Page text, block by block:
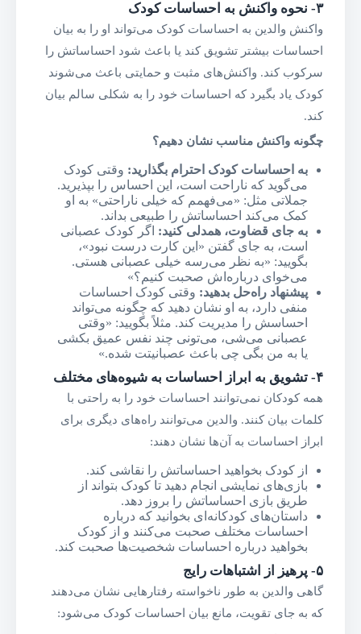
۳- نحوه واکنش به احساسات کودک
واکنش والدین به احساسات کودک می‌تواند او را به بیان
احساسات بیشتر تشویق کند یا باعث شود احساساتش را
سرکوب کند. واکنش‌های مثبت و حمایتی باعث می‌شوند
کودک یاد بگیرد که احساسات خود را به شکلی سالم بیان
کند.
چگونه واکنش مناسب نشان دهیم؟
به احساسات کودک احترام بگذارید: وقتی کودک
می‌گوید که ناراحت است، این احساس را بپذیرید.
جملاتی مثل: «می‌فهمم که خیلی ناراحتی» به او
کمک می‌کند احساساتش را طبیعی بداند.
به جای قضاوت، همدلی کنید: اگر کودک عصبانی
است، به جای گفتن «این کارت درست نبود»،
بگویید: «به نظر می‌رسه خیلی عصبانی هستی.
می‌خوای درباره‌اش صحبت کنیم؟»
پیشنهاد راه‌حل بدهید: وقتی کودک احساسات
منفی دارد، به او نشان دهید که چگونه می‌تواند
احساسش را مدیریت کند. مثلاً بگویید: «وقتی
عصبانی می‌شی، می‌تونی چند نفس عمیق بکشی
یا به من بگی چی باعث عصبانیتت شده.»
۴- تشویق به ابراز احساسات به شیوه‌های مختلف
همه کودکان نمی‌توانند احساسات خود را به راحتی با
کلمات بیان کنند. والدین می‌توانند راه‌های دیگری برای
ابراز احساسات به آن‌ها نشان دهند:
از کودک بخواهید احساساتش را نقاشی کند.
بازی‌های نمایشی انجام دهید تا کودک بتواند از
طریق بازی احساساتش را بروز دهد.
داستان‌های کودکانه‌ای بخوانید که درباره
احساسات مختلف صحبت می‌کنند و از کودک
بخواهید درباره احساسات شخصیت‌ها صحبت کند.
۵- پرهیز از اشتباهات رایج
گاهی والدین به طور ناخواسته رفتارهایی نشان می‌دهند
که به جای تقویت، مانع بیان احساسات کودک می‌شود: